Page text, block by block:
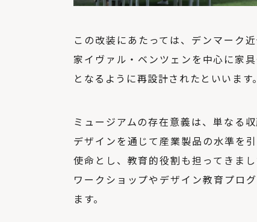
この改装にあたっては、デンマーク
家イヴァル・ベンツェンを中心に家
となるように再設計されたといいます。
ミュージアムの存在意義は、単なる
デザインを通じて産業製品の水準を
使命とし、教育的役割も担ってきま
ワークショップやデザイン教育プロ
ます。